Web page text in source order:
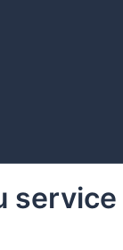
service